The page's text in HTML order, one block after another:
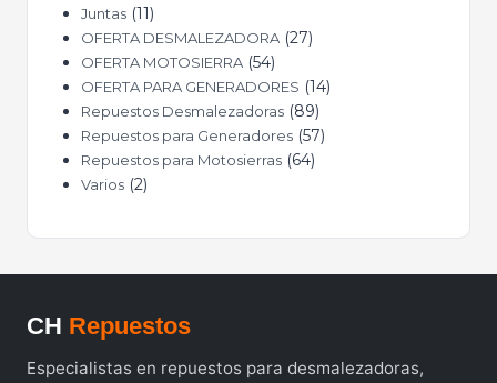
Juntas 11
OFERTA DESMALEZADORA 27
OFERTA MOTOSIERRA 54
OFERTA PARA GENERADORES 14
Repuestos Desmalezadoras 89
Repuestos para Generadores 57
Repuestos para Motosierras 64
Varios 2
CH Repuestos
Especialistas en repuestos para desmalezadoras,